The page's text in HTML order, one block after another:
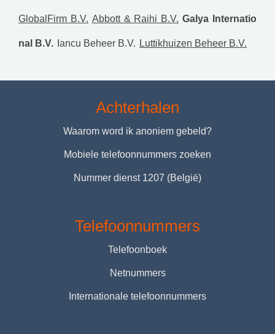
GlobalFirm B.V. Abbott & Raihi B.V. Galya Internatio
nal B.V. Iancu Beheer B.V. Luttikhuizen Beheer B.V.
Achterhalen
Waarom word ik anoniem gebeld?
Mobiele telefoonnummers zoeken
Nummer dienst 1207 (België)
Telefoonnummers
Telefoonboek
Netnummers
Internationale telefoonnummers